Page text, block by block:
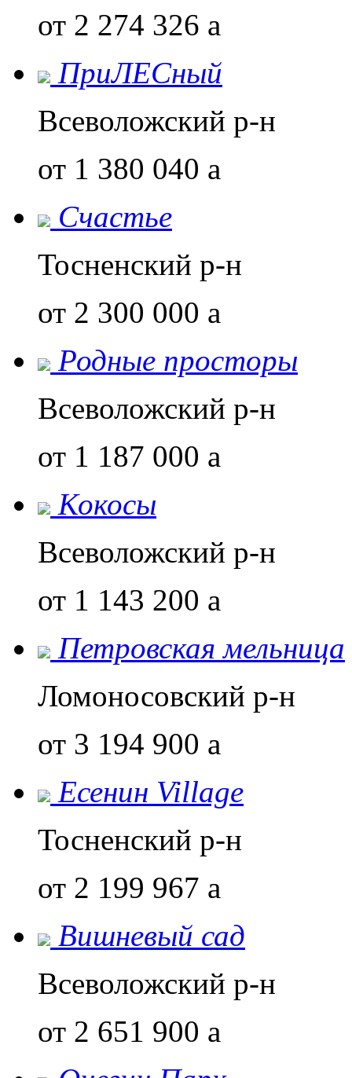
от 2 274 326 a
ПриЛЕСный
Всеволожский р-н
от 1 380 040 a
Счастье
Тосненский р-н
от 2 300 000 a
Родные просторы
Всеволожский р-н
от 1 187 000 a
Кокосы
Всеволожский р-н
от 1 143 200 a
Петровская мельница
Ломоносовский р-н
от 3 194 900 a
Есенин Village
Тосненский р-н
от 2 199 967 a
Вишневый сад
Всеволожский р-н
от 2 651 900 a